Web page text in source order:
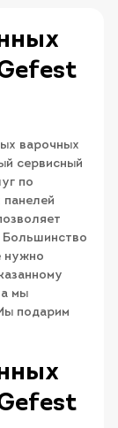
варочных
сервисный
по
Большинство
нужно
мы
подарим